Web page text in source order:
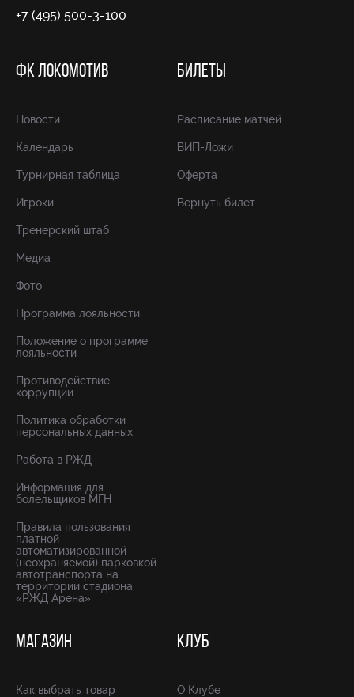
+7 (495) 500-3-100
ФК ЛОКОМОТИВ
Новости
Календарь
Турнирная таблица
Игроки
Тренерский штаб
Медиа
Фото
Программа лояльности
Положение о программе
лояльности
Противодействие
коррупции
Политика обработки
персональных данных
Работа в РЖД
Информация для
болельщиков МГН
Правила пользования
платной
автоматизированной
(неохраняемой) парковкой
автотранспорта на
территории стадиона
«РЖД Арена»
БИЛЕТЫ
Расписание матчей
ВИП-Ложи
Оферта
Вернуть билет
МАГАЗИН
Как выбрать товар
КЛУБ
О Клубе